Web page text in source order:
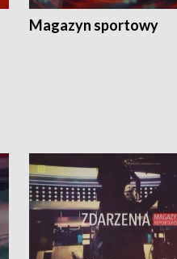
Magazyn sportowy